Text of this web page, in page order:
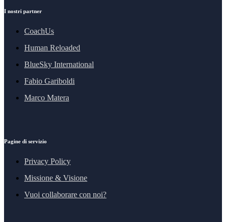
I nostri partner
CoachUs
Human Reloaded
BlueSky International
Fabio Gariboldi
Marco Matera
Pagine di servizio
Privacy Policy
Missione & Visione
Vuoi collaborare con noi?